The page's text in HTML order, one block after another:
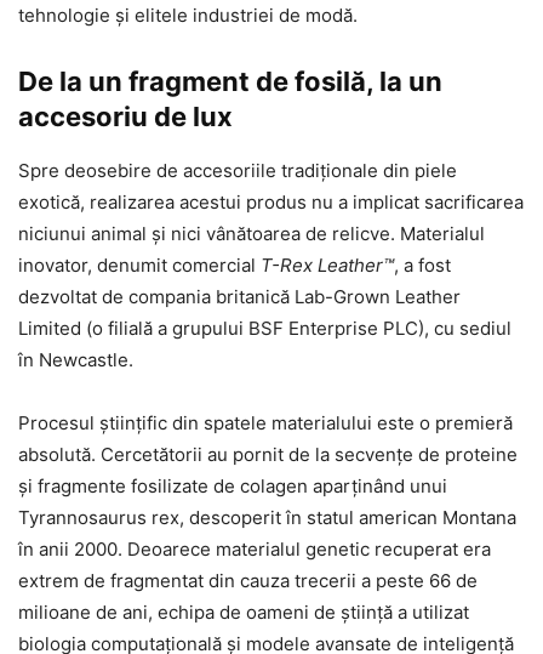
tehnologie și elitele industriei de modă.
De la un fragment de fosilă, la un
accesoriu de lux
Spre deosebire de accesoriile tradiționale din piele
exotică, realizarea acestui produs nu a implicat sacrificarea
niciunui animal și nici vânătoarea de relicve. Materialul
inovator, denumit comercial T-Rex Leather™, a fost
dezvoltat de compania britanică Lab-Grown Leather
Limited (o filială a grupului BSF Enterprise PLC), cu sediul
în Newcastle.
Procesul științific din spatele materialului este o premieră
absolută. Cercetătorii au pornit de la secvențe de proteine
și fragmente fosilizate de colagen aparținând unui
Tyrannosaurus rex, descoperit în statul american Montana
în anii 2000. Deoarece materialul genetic recuperat era
extrem de fragmentat din cauza trecerii a peste 66 de
milioane de ani, echipa de oameni de știință a utilizat
biologia computațională și modele avansate de inteligență